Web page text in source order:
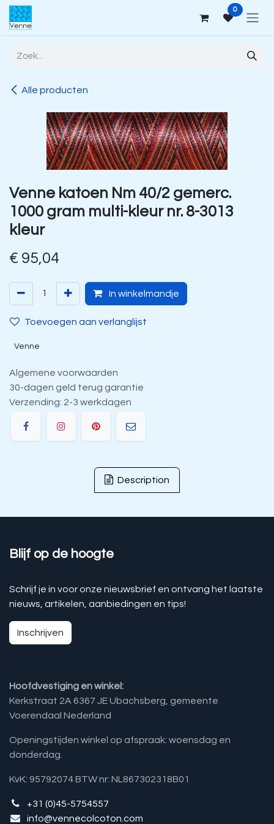
Overslaan naar inhoud 0
Alle producten
Venne katoen Nm 40/2 gemerc.
1000 gram multi-kleur nr. 8-3013
kleur
€ 95,04
In winkelmandje
Toevoegen aan verlanglijst
Venne
Algemene voorwaarden
30-dagen geld terug garantie
Verzending: 2-3 werkdagen
Description
Blijf op de hoogte
Schrijf je in voor onze nieuwsbrief en ontvang het laatste
nieuws, artikelen, aanbiedingen en tips!
Inschrijven
Hoofdvestiging en winkel:
Kerkstraat 2A 6367 JE Ubachsberg, gemeente
Voerendaal Nederland
Openingstijden winkel op afspraak: woensdag en
donderdag.
KvK: 95792074 BTW nr: NL867302318B01
+31 (0)45-5754557
info@vennecolcoton.com